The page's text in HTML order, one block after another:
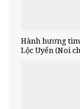
Hành hương
Lộc Uyển (Noi